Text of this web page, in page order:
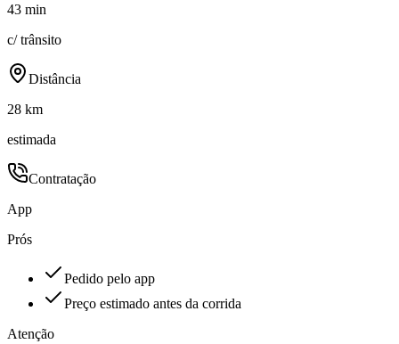
43 min
c/ trânsito
Distância
28 km
estimada
Contratação
App
Prós
Pedido pelo app
Preço estimado antes da corrida
Atenção